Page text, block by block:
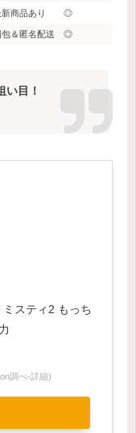
商品あり ◎
＆匿名配送 ◎
目！
スティ2 もっち
調べ-詳細)